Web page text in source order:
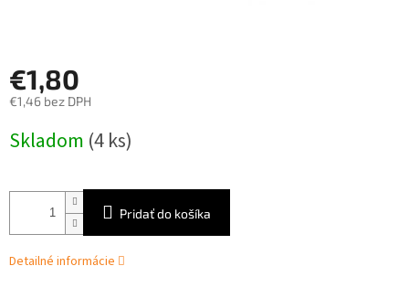
€1,80
€1,46 bez DPH
cena:
Skladom (4 ks)
Pridať do košíka
Detailné informácie